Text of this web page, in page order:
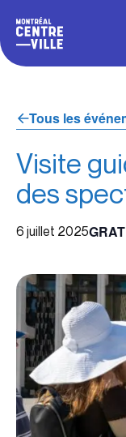
Tous les
Visite
des
6 juillet 2025